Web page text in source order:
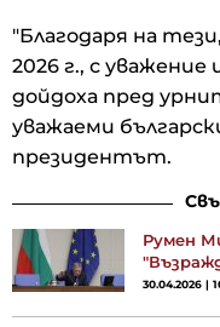
"Благодаря на
2026 г., с
дойдоха пред
уважаеми
президентът.
Румен
30.04.2026 |